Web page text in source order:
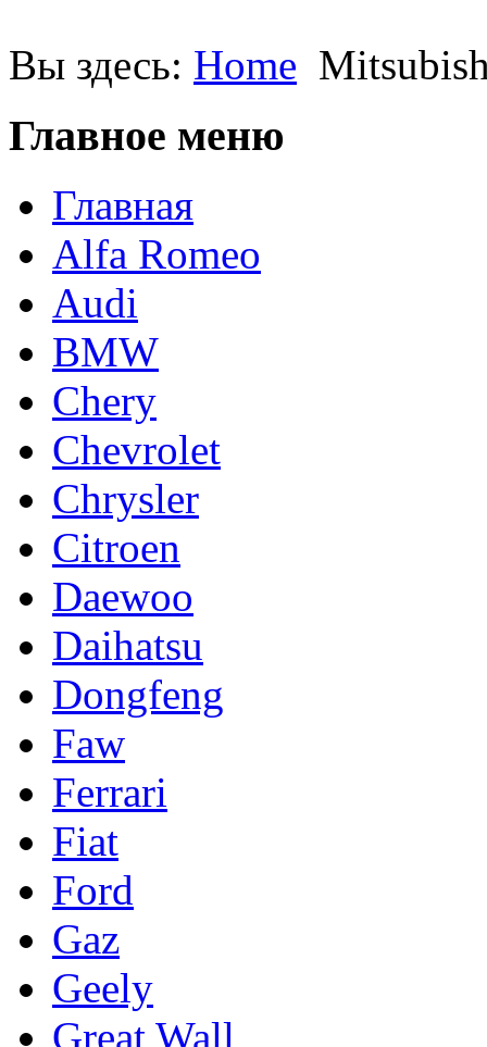
Вы здесь: Home
Главное меню
Главная
Alfa Romeo
Audi
BMW
Chery
Chevrolet
Chrysler
Citroen
Daewoo
Daihatsu
Dongfeng
Faw
Ferrari
Fiat
Ford
Gaz
Geely
Great Wall